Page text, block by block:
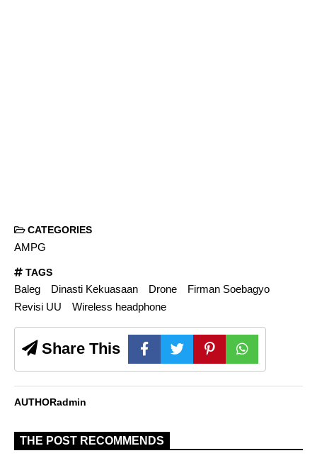
CATEGORIES
AMPG
TAGS
Baleg Dinasti Kekuasaan Drone
Firman Soebagyo
Revisi UU
Wireless headphone
Share This
AUTHORadmin
THE POST RECOMMENDS